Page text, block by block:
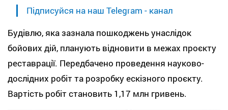
Підписуйся на наш Telegram - канал
Будівлю, яка зазнала пошкоджень унаслідок
бойових дій, планують відновити в межах проєкту
реставрації. Передбачено проведення науково-
дослідних робіт та розробку ескізного проєкту.
Вартість робіт становить 1,17 млн гривень.